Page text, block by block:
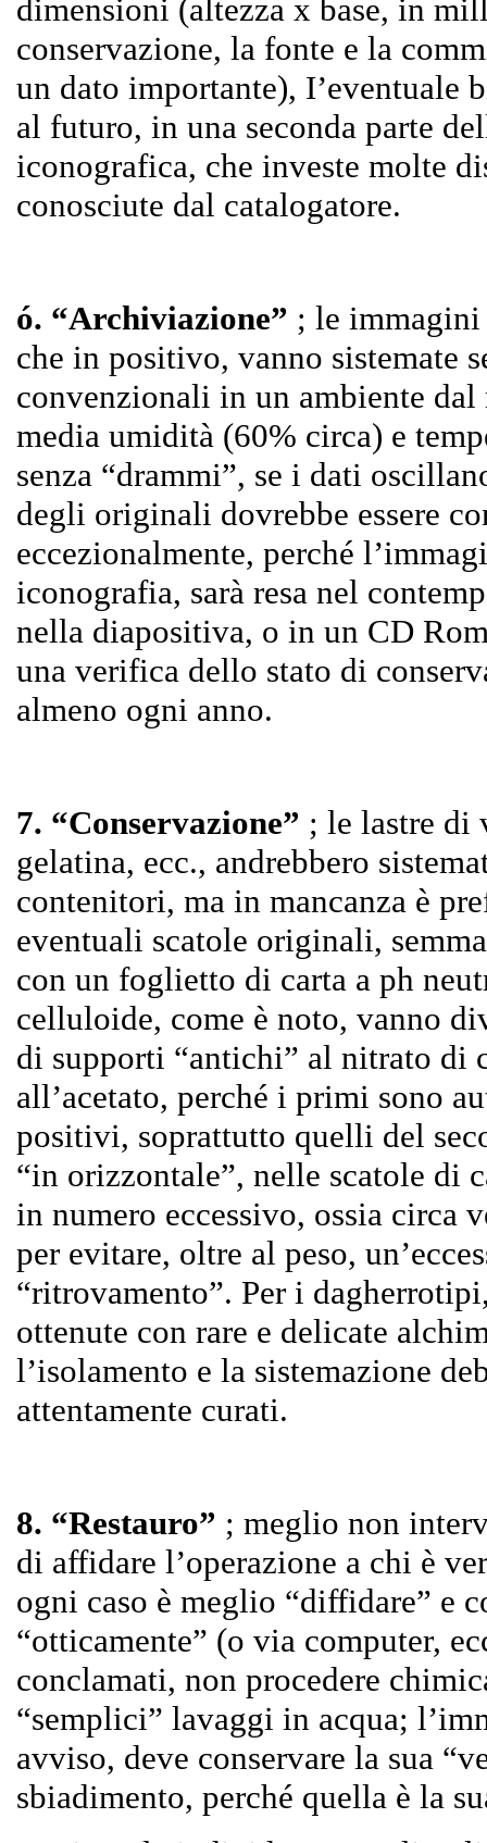
dimensioni (altezza x base, in
conservazione, la fonte e la
un dato importante), I’eventuale
al futuro, in una seconda parte
iconografica, che investe molte
conosciute dal catalogatore.
ó. “Archiviazione” ; le
che in positivo, vanno sistemate
convenzionali in un ambiente dal
media umidità (60% circa) e
senza “drammi”, se i dati
degli originali dovrebbe essere
eccezionalmente, perché
iconografia, sarà resa nel
nella diapositiva, o in un CD
una verifica dello stato di
almeno ogni anno.
7. “Conservazione” ; le lastre di
gelatina, ecc., andrebbero
contenitori, ma in mancanza è
eventuali scatole originali,
con un foglietto di carta a ph
celluloide, come è noto, vanno
di supporti “antichi” al nitrato di
all’acetato, perché i primi sono
positivi, soprattutto quelli del
“in orizzontale”, nelle scatole di
in numero eccessivo, ossia circa
per evitare, oltre al peso,
“ritrovamento”. Per i
ottenute con rare e delicate
l’isolamento e la sistemazione
attentamente curati.
8. “Restauro” ; meglio non
di affidare l’operazione a chi è
ogni caso è meglio “diffidare” e
“otticamente” (o via computer,
conclamati, non procedere
“semplici” lavaggi in acqua;
avviso, deve conservare la sua
sbiadimento, perché quella è la